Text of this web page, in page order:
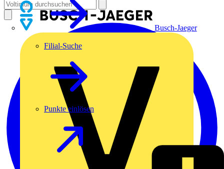
Busch-Jaeger
Filial-Suche
Punkte einlösen